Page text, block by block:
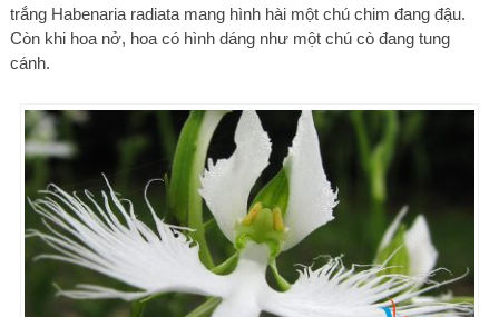
trắng Habenaria radiata mang hình hài một chú chim đang đậu.
Còn khi hoa nở, hoa có hình dáng như một chú cò đang tung
cánh.